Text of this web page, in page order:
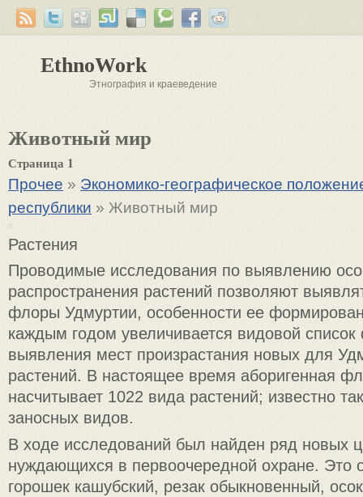
EthnoWork
Этнография и краеведение
Животный мир
Страница 1
Прочее » Экономико-географическое
республики » Животный мир
Растения
Проводимые исследования по выявлению
распространения растений позволяют
флоры Удмуртии, особенности ее
каждым годом увеличивается видовой
выявления мест произрастания новых для
растений. В настоящее время аборигенная
насчитывает 1022 вида растений; известно
заносных видов.
В ходе исследований был найден ряд новых
нуждающихся в первоочередной охране. Это
горошек кашубский, резак обыкновенный,